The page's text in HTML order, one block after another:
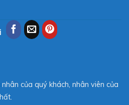
của quý khách, nhân viên của